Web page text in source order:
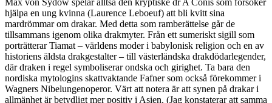
Max von Sydow spelar alltså den kryptiske dr A Conis som försöker
hjälpa en ung kvinna (Laurence Leboeuf) att bli kvitt sina
mardrömmar om drakar. Med detta som ramberättelse går de
tillsammans igenom olika drakmyter. Från ett sumeriskt sigill som
porträtterar Tiamat – världens moder i babylonisk religion och en av
historiens äldsta drakgestalter – till västerländska drakdödarlegender,
där draken i regel symboliserar ondska och girighet. Ta bara den
nordiska mytologins skattvaktande Fafner som också förekommer i
Wagners Nibelungenoperor. Värt att notera är att synen på drakar i
allmänhet är betydligt mer positiv i Asien. (Jag konstaterar att samma